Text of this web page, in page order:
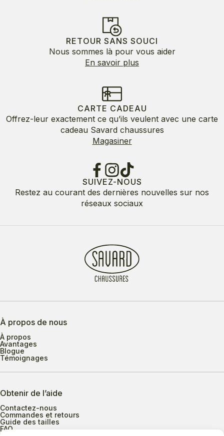
RETOUR SANS SOUCI
Nous sommes là pour vous aider
En savoir plus
CARTE CADEAU
Offrez-leur exactement ce qu’ils veulent avec une carte
cadeau Savard chaussures
Magasiner
SUIVEZ-NOUS
Restez au courant des dernières nouvelles sur nos
réseaux sociaux
À propos de nous
À propos
Avantages
Blogue
Témoignages
Obtenir de l’aide
Contactez-nous
Commandes et retours
Guide des tailles
FAQ